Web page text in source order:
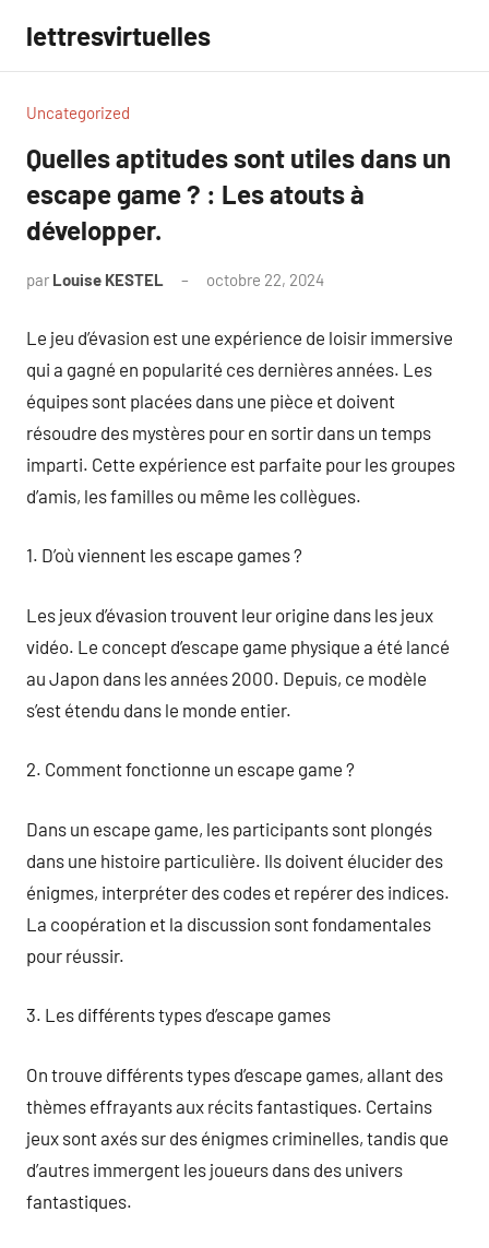
contenu
lettresvirtuelles
Uncategorized
Quelles aptitudes sont utiles dans un
escape game ? : Les atouts à
développer.
par Louise KESTEL octobre 22, 2024
Le jeu d’évasion est une expérience de loisir immersive
qui a gagné en popularité ces dernières années. Les
équipes sont placées dans une pièce et doivent
résoudre des mystères pour en sortir dans un temps
imparti. Cette expérience est parfaite pour les groupes
d’amis, les familles ou même les collègues.
1. D’où viennent les escape games ?
Les jeux d’évasion trouvent leur origine dans les jeux
vidéo. Le concept d’escape game physique a été lancé
au Japon dans les années 2000. Depuis, ce modèle
s’est étendu dans le monde entier.
2. Comment fonctionne un escape game ?
Dans un escape game, les participants sont plongés
dans une histoire particulière. Ils doivent élucider des
énigmes, interpréter des codes et repérer des indices.
La coopération et la discussion sont fondamentales
pour réussir.
3. Les différents types d’escape games
On trouve différents types d’escape games, allant des
thèmes effrayants aux récits fantastiques. Certains
jeux sont axés sur des énigmes criminelles, tandis que
d’autres immergent les joueurs dans des univers
fantastiques.